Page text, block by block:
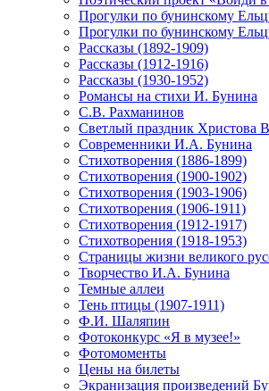
Прогулки по бунинскому
Прогулки по бунинскому
Рассказы (1892-1909)
Рассказы (1912-1916)
Рассказы (1930-1952)
Романсы на стихи И. Бунина
С.В. Рахманинов
Светлый праздник Христова
Современники И.А. Бунина
Стихотворения (1886-1899)
Стихотворения (1900-1902)
Стихотворения (1903-1906)
Стихотворения (1906-1911)
Стихотворения (1912-1917)
Стихотворения (1918-1953)
Страницы жизни великого
Творчество И.А. Бунина
Темные аллеи
Тень птицы (1907-1911)
Ф.И. Шаляпин
Фотоконкурс «Я в музее!»
Фотомоменты
Цены на билеты
Экранизация произведений